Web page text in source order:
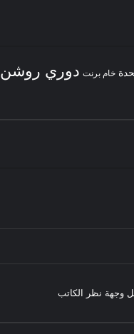
خام برنت دوري روشن
وجهة نظر الكاتب